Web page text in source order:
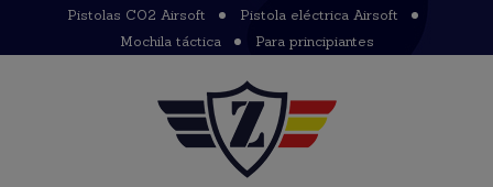
Pistolas CO2 Airsoft
Pistola eléctrica Airsoft
Mochila táctica
Para principiantes